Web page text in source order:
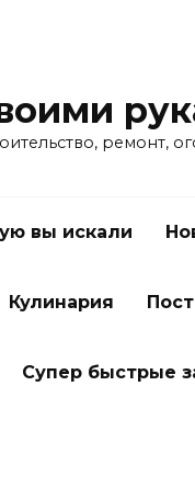
ремонт,
вы искали
Кулинария
Супер быстрые